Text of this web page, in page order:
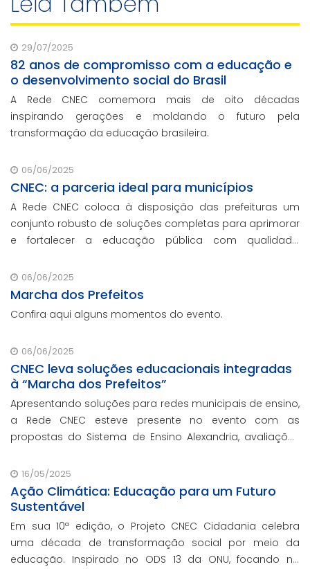
29/07/2025
82 anos de compromisso com a educação e
o desenvolvimento social do Brasil
A Rede CNEC comemora mais de oito décadas
inspirando gerações e moldando o futuro pela
transformação da educação brasileira.
06/06/2025
CNEC: a parceria ideal para municípios
A Rede CNEC coloca à disposição das prefeituras um
conjunto robusto de soluções completas para aprimorar
e fortalecer a educação pública com qualidade,
que não participaram da Marcha dos Prefeitos
06/06/2025
Marcha dos Prefeitos
Confira aqui alguns momentos do evento.
06/06/2025
CNEC leva soluções educacionais integradas
à “Marcha dos Prefeitos”
Apresentando soluções para redes municipais de ensino,
a Rede CNEC esteve presente no evento com as
propostas do Sistema de Ensino Alexandria, avaliações
escolar e parcerias com prefeituras durante e
16/05/2025
Ação Climática: Educação para um Futuro
Sustentável
Em sua 10ª edição, o Projeto CNEC Cidadania celebra
uma década de transformação social por meio da
educação. Inspirado no ODS 13 da ONU, focando no